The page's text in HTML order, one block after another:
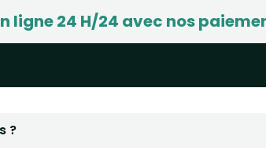
ligne 24 H/24 avec nos